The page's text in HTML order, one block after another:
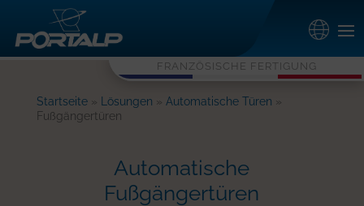
FRANZÖSISCHE FERTIGUNG
Startseite» Lösungen » Automatische Türen »
Fußgängertüren
Automatische
Fußgängertüren